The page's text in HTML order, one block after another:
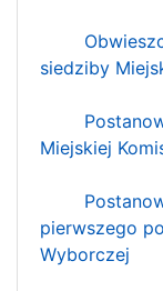
siedziby
Miejskiej
pierwszego
Wyborczej